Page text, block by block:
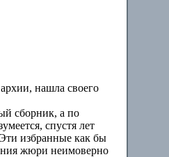
нашла своего
сборник, а по
спустя лет
избранные как бы
жюри неимоверно